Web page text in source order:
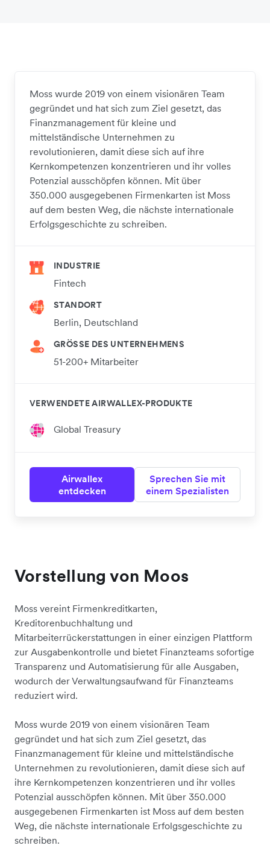
Moss wurde 2019 von einem visionären Team
gegründet und hat sich zum Ziel gesetzt, das
Finanzmanagement für kleine und
mittelständische Unternehmen zu
revolutionieren, damit diese sich auf ihre
Kernkompetenzen konzentrieren und ihr volles
Potenzial ausschöpfen können. Mit über
350.000 ausgegebenen Firmenkarten ist Moss
auf dem besten Weg, die nächste internationale
Erfolgsgeschichte zu schreiben.
INDUSTRIE
Fintech
STANDORT
Berlin, Deutschland
GRÖSSE DES UNTERNEHMENS
51-200+ Mitarbeiter
VERWENDETE AIRWALLEX-PRODUKTE
Global Treasury
Airwallex
entdecken
Sprechen Sie mit
einem Spezialisten
Vorstellung von Moos
Moss vereint Firmenkreditkarten,
Kreditorenbuchhaltung und
Mitarbeiterrückerstattungen in einer einzigen Plattform
zur Ausgabenkontrolle und bietet Finanzteams sofortige
Transparenz und Automatisierung für alle Ausgaben,
wodurch der Verwaltungsaufwand für Finanzteams
reduziert wird.
Moss wurde 2019 von einem visionären Team
gegründet und hat sich zum Ziel gesetzt, das
Finanzmanagement für kleine und mittelständische
Unternehmen zu revolutionieren, damit diese sich auf
ihre Kernkompetenzen konzentrieren und ihr volles
Potenzial ausschöpfen können. Mit über 350.000
ausgegebenen Firmenkarten ist Moss auf dem besten
Weg, die nächste internationale Erfolgsgeschichte zu
schreiben.